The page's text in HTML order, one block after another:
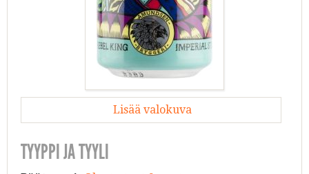
Lisää valokuva
TYYPPI JA TYYLI